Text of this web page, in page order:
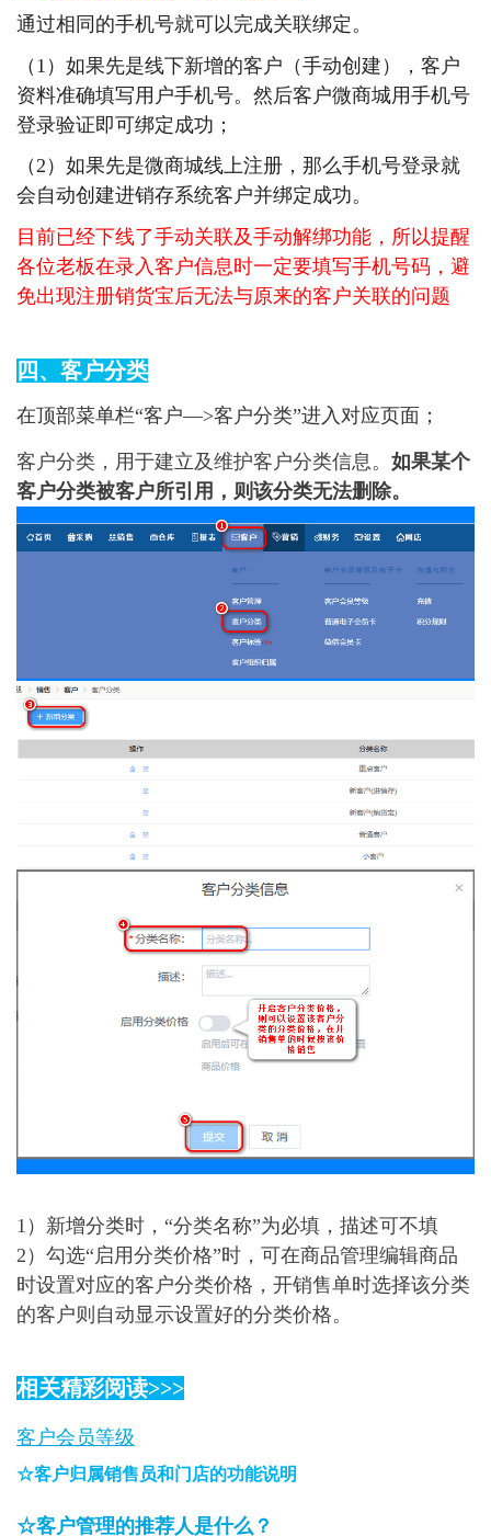
通过相同的手机号就可以完成关联绑定。
（1）如果先是线下新增的客户（手动创建），客户
资料准确填写用户手机号。然后客户微商城用手机号
登录验证即可绑定成功；
（2）如果先是微商城线上注册，那么手机号登录就
会自动创建进销存系统客户并绑定成功。
目前已经下线了手动关联及手动解绑功能，所以提醒
各位老板在录入客户信息时一定要填写手机号码，避
免出现注册销货宝后无法与原来的客户关联的问题
四、客户分类
在顶部菜单栏“客户—>客户分类”进入对应页面；
客户分类，用于建立及维护客户分类信息。 如果某个
客户分类被客户所引用，则该分类无法删除。
1）新增分类时，“分类名称”为必填，描述可不填
2）勾选“启用分类价格”时，可在商品管理编辑商品
时设置对应的客户分类价格，开销售单时选择该分类
的客户则自动显示设置好的分类价格。
相关精彩阅读>>>
客户会员等级
☆客户归属销售员和门店的功能说明
☆客户管理的推荐人是什么？